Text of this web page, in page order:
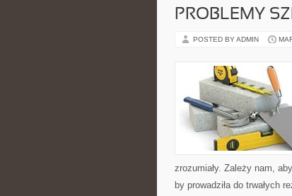
PROBLEMY
POSTED BY ADMIN
zrozumiały. Zależy nam,
by prowadziła do trwałych